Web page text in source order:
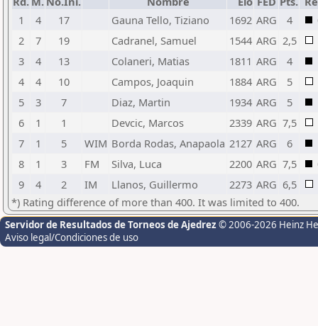
1
4 17 Gauna Tello, Tiziano 1692 ARG 4
2
7 19 Cadranel, Samuel 1544 ARG 2,5
3
4 13 Colaneri, Matias 1811 ARG 4
4
4 10 Campos, Joaquin 1884 ARG
5
5
3 7 Diaz, Martin 1934 ARG 5
6
1 1 Devcic, Marcos 2339 ARG 7,5
7
1 5 WIM Borda Rodas, Anapaola 2127 ARG 6
8
1 3 FM Silva, Luca 2200 ARG 7,5
9
4 2 IM Llanos, Guillermo 2273 ARG 6,5
*) Rating difference of more than 400. It was limited to 400.
Servidor de Resultados de Torneos de Ajedrez © 2006-2026 Heinz
Aviso legal/Condiciones de uso